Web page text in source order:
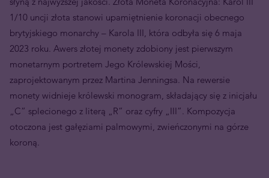
1/10 uncji złota stanowi upamiętnienie koronacji obecnego
brytyjskiego monarchy – Karola III, która odbyła się 6 maja
2023 roku. Awers złotej monety zdobiony jest pierwszym
monetarnym portretem Jego Królewskiej Mości,
zaprojektowanym przez Martina Jenningsa. Na rewersie
monety widnieje królewski monogram, składający się z inicjału
„C” splecionego z literą „R” oraz cyfry „III”. Kompozycja
otoczona jest gałęziami palmowymi, zwieńczonymi na górze
koroną.